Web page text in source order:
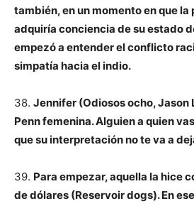
también, en un momento en que
adquiría conciencia de su estado
empezó a entender el conflicto
simpatía hacia el indio.
38. Jennifer (Odiosos ocho, Jason
Penn femenina. Alguien a quien
que su interpretación no te va a
39. Para empezar, aquella la hice
de dólares (Reservoir dogs). En